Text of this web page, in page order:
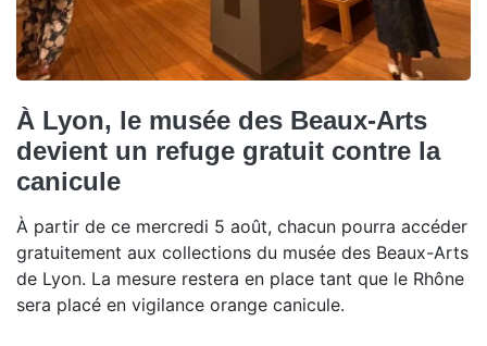
À Lyon, le musée des Beaux-Arts
devient un refuge gratuit contre la
canicule
À partir de ce mercredi 5 août, chacun pourra accéder
gratuitement aux collections du musée des Beaux-Arts
de Lyon. La mesure restera en place tant que le Rhône
sera placé en vigilance orange canicule.